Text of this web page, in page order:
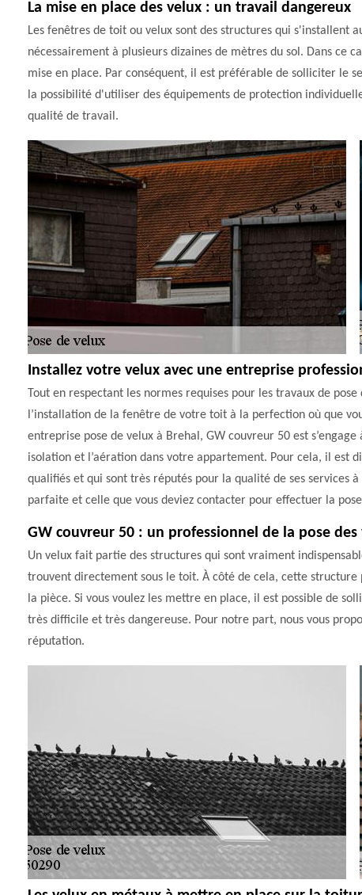
La mise en place des velux : un travail dangereux
Les fenêtres de toit ou velux sont des structures qui s'installent
nécessairement à plusieurs dizaines de mètres du sol. Dans
mise en place. Par conséquent, il est préférable de solliciter le
la possibilité d'utiliser des équipements de protection
qualité de travail.
Installez votre velux avec une entreprise
Tout en respectant les normes requises pour les travaux de
l’installation de la fenêtre de votre toit à la perfection où que
entreprise pose de velux à Brehal, GW couvreur 50 est
isolation et l’aération dans votre appartement. Pour cela, il est
qualifiés et qui sont très réputés pour la qualité de ses services
parfaite et celle que vous deviez contacter pour effectuer la
GW couvreur 50 : un professionnel de la pose des
Un velux fait partie des structures qui sont vraiment
trouvent directement sous le toit. À côté de cela, cette
la pièce. Si vous voulez les mettre en place, il est possible de
très difficile et très dangereuse. Pour notre part, nous vous
réputation.